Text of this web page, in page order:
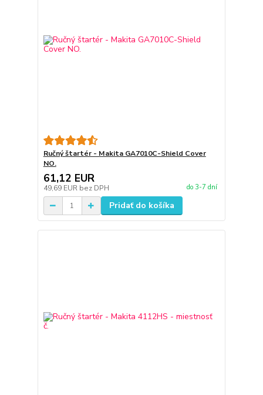
Ručný štartér - Makita GA7010C-Shield Cover
NO.
61,12 EUR
49,69 EUR bez DPH do 3-7 dní
Pridať do košíka